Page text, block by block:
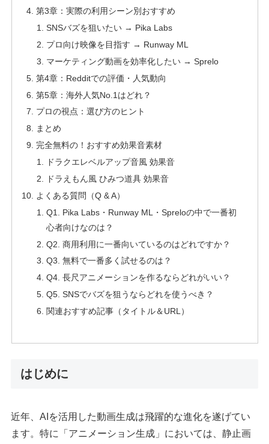
第3章：実際の利用シーン別おすすめ
SNSバズを狙いたい → Pika Labs
プロ向け映像を目指す → Runway ML
マーケティング動画を効率化したい → Sprelo
第4章：Redditでの評価・人気動向
第5章：海外人気No.1はどれ？
プロの視点：選び方のヒント
まとめ
完全無料の！おすすめ効果音素材
ドラクエレベルアップ音風 効果音
ドラえもん風 ひみつ道具 効果音
よくある質問（Q & A）
Q1. Pika Labs・Runway ML・Spreloの中で一番初
心者向けなのは？
Q2. 商用利用に一番向いているのはどれですか？
Q3. 無料で一番多く試せるのは？
Q4. 長尺アニメーションを作るならどれがいい？
Q5. SNSでバズを狙うならどれを使うべき？
関連おすすめ記事（タイトル＆URL）
はじめに
近年、AIを活用した動画生成は飛躍的な進化を遂げてい
ます。特に「アニメーション生成」においては、静止画